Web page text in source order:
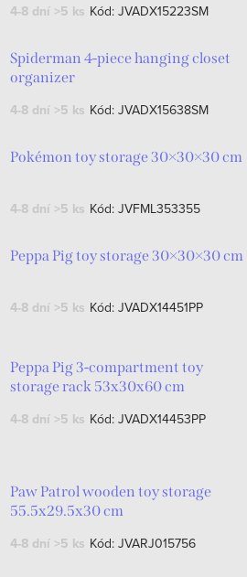
4-8 dní >5 ks Kód: JVADX15223SM
Spiderman 4-piece hanging closet
organizer
4-8 dní >5 ks Kód: JVADX15638SM
Pokémon toy storage 30×30×30 cm
4-8 dní >5 ks Kód: JVFML353355
Peppa Pig toy storage 30×30×30 cm
4-8 dní >5 ks Kód: JVADX14451PP
Peppa Pig 3-compartment toy
storage rack 53x30x60 cm
4-8 dní >5 ks Kód: JVADX14453PP
Paw Patrol wooden toy storage
55.5x29.5x30 cm
4-8 dní >5 ks Kód: JVARJ015756